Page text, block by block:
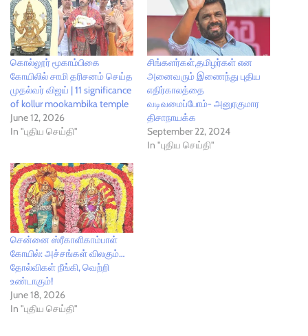
கொல்லூர் மூகாம்பிகை
கோயிலில் சாமி தரிசனம் செய்த
முதல்வர் விஜய் | 11 significance
of kollur mookambika temple
June 12, 2026
In "புதிய செய்தி"
சிங்களர்கள்,தமிழர்கள் என
அனைவரும் இணைந்து புதிய
எதிர்காலத்தை
வடிவமைப்போம்- அனுரகுமார
திசாநாயக்க
September 22, 2024
In "புதிய செய்தி"
சென்னை ஸ்ரீகாளிகாம்பாள்
கோயில்: அச்சங்கள் விலகும்…
தோல்விகள் நீங்கி, வெற்றி
உண்டாகும்!
June 18, 2026
In "புதிய செய்தி"